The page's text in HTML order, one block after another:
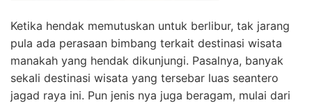
Ketika hendak memutuskan untuk berlibur, tak jarang
pula ada perasaan bimbang terkait destinasi wisata
manakah yang hendak dikunjungi. Pasalnya, banyak
sekali destinasi wisata yang tersebar luas seantero
jagad raya ini. Pun jenis nya juga beragam, mulai dari